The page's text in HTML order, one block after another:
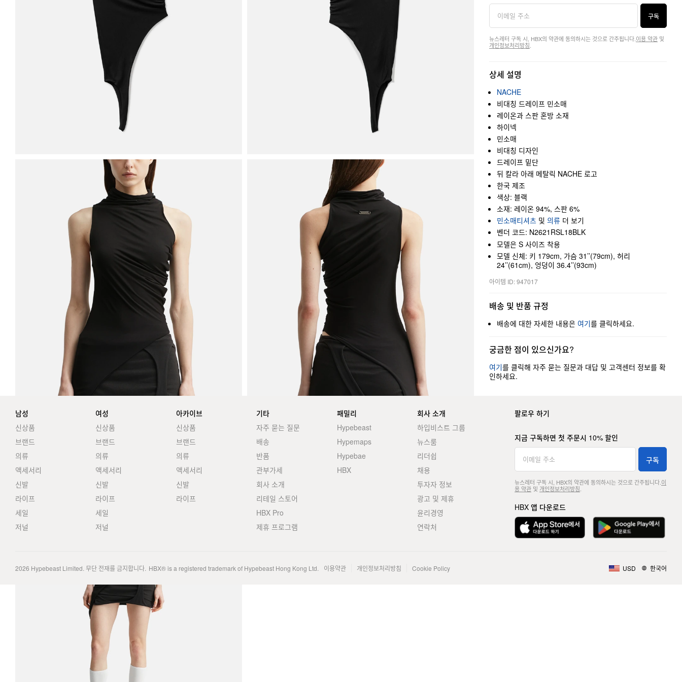
구독
뉴스레터 구독 시, HBX의 약관에 동의하시는 것으로 간주됩니다. 이용 약관 및
개인정보처리방침
상세 설명
NACHE
비대칭 드레이프 민소매
레이온과 스판 혼방 소재
하이넥
민소매
비대칭 디자인
드레이프 밑단
뒤 칼라 아래 메탈릭 NACHE 로고
한국 제조
색상: 블랙
소재: 레이온 94%, 스판 6%
민소매티셔츠 및 의류 더 보기
벤더 코드: N2621RSL18BLK
모델은 S 사이즈 착용
모델 신체: 키 179cm, 가슴 31’’(79cm), 허리
24’’(61cm), 엉덩이 36.4’’(93cm)
아이템 ID: 947017
배송 및 반품 규정
배송에 대한 자세한 내용은 여기를 클릭하세요.
궁금한 점이 있으신가요?
여기를 클릭해 자주 묻는 질문과 대답 및 고객센터 정보를 확
인하세요.
남성
신상품
브랜드
의류
액세서리
신발
라이프
세일
저널
여성
신상품
브랜드
의류
액세서리
신발
라이프
세일
저널
아카이브
신상품
브랜드
의류
액세서리
신발
라이프
기타
자주 묻는 질문
배송
반품
관부가세
회사 소개
리테일 스토어
HBX Pro
제휴 프로그램
패밀리
Hypebeast
Hypemaps
Hypebae
HBX
회사 소개
하입비스트 그룹
뉴스룸
리더쉽
채용
투자자 정보
광고 및 제휴
윤리경영
연락처
팔로우 하기
지금 구독하면 첫 주문시 10% 할인
구독
뉴스레터 구독 시, HBX의 약관에 동의하시는 것으로 간주됩니다. 이
용 약관및 개인정보처리방침
HBX 앱 다운로드
2026 Hypebeast Limited. 무단 전재를 금지합니다. HBX® is a registered trademark of Hypebeast Hong Kong Ltd. 이용약관 개인정보처리방침 Cookie Policy USD 한국어